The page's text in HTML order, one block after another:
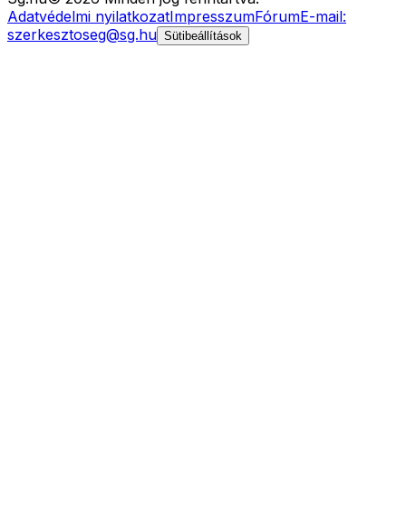
Adatvédelmi nyilatkozatImpresszumFórumE-mail:
szerkesztoseg@sg.hu Sütibeállítások